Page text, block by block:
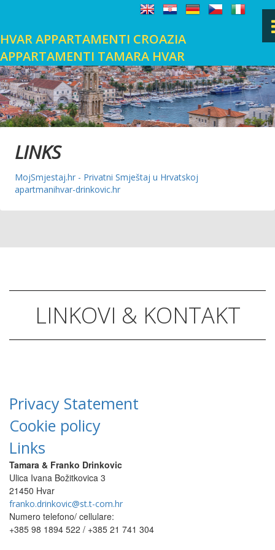
HVAR APPARTAMENTI CROAZIA
APPARTAMENTI TAMARA HVARPAGINA PRINCIPALE
HVAR
GALLERIA FOTOGRAFICA
LINKS
MojSmjestaj.hr - Privatni Smještaj u Hrvatskoj
apartmanihvar-drinkovic.hr
LINKOVI & KONTAKT
Privacy Statement
Cookie policy
Links
Tamara & Franko Drinkovic
Ulica Ivana Božitkovica 3
21450 Hvar
franko.drinkovic@st.t-com.hr
Numero telefono/ cellulare:
+385 98 1894 522 / +385 21 741 304